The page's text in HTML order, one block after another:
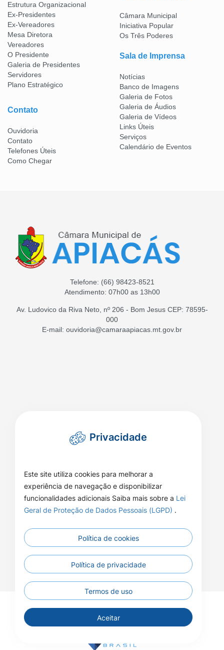
Estrutura Organizacional
Ex-Presidentes
Ex-Vereadores
Mesa Diretora
Vereadores
O Presidente
Galeria de Presidentes
Servidores
Plano Estratégico
Contato
Ouvidoria
Contato
Telefones Úteis
Como Chegar
Câmara Municipal
Iniciativa Popular
Os Três Poderes
Sala de Imprensa
Notícias
Banco de Imagens
Galeria de Fotos
Galeria de Áudios
Galeria de Vídeos
Links Úteis
Serviços
Calendário de Eventos
Telefone: (66) 98423-8521
Atendimento: 07h00 as 13h00
Av. Ludovico da Riva Neto, nº 206 - Bom Jesus CEP: 78595-
000
E-mail: ouvidoria@camaraapiacas.mt.gov.br
© 2026 - Câmara Municipal de Apiacás - Todos os
direitos reservados.
Privacidade
Este site utiliza cookies para melhorar a
experiência de navegação e disponibilizar
funcionalidades adicionais Saiba mais sobre a Lei
Geral de Proteção de Dados Pessoais (LGPD) .
Política de cookies
Política de privacidade
Termos de uso
Aceitar